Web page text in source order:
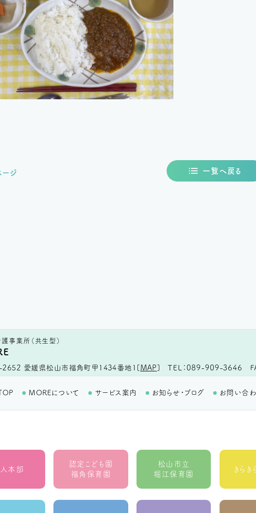
ージ 一覧へ戻る
事業所（共生型）
2652 愛媛県松山市福角町甲1434番地1 [ MAP] TEL 089-909-3646
MOREについて サービス案内 お知らせ・ブログ お問い合
本部
認定こども園
福角保育園
松山市立
堀江保育園
きらき